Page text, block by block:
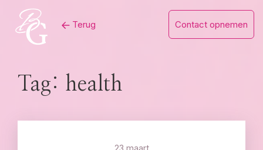
content
Terug Contact opnemen
Tag: health
23 maart